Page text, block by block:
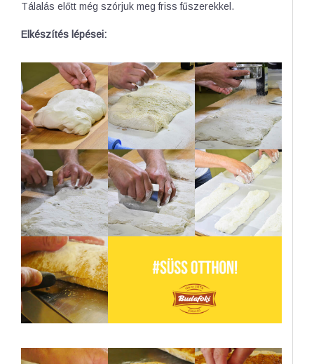
Tálalás előtt még szórjuk meg friss fűszerekkel.
Elkészítés lépései: